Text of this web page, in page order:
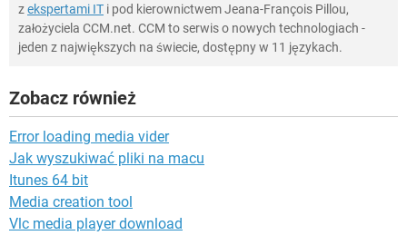
zekspertami IT i pod kierownictwem Jeana-François Pillou,
założyciela CCM.net. CCM to serwis o nowych technologiach -
jeden z największych na świecie, dostępny w 11 językach.
Zobacz również
Error loading media vider
Jak wyszukiwać pliki na macu
Itunes 64 bit
Media creation tool
Vlc media player download